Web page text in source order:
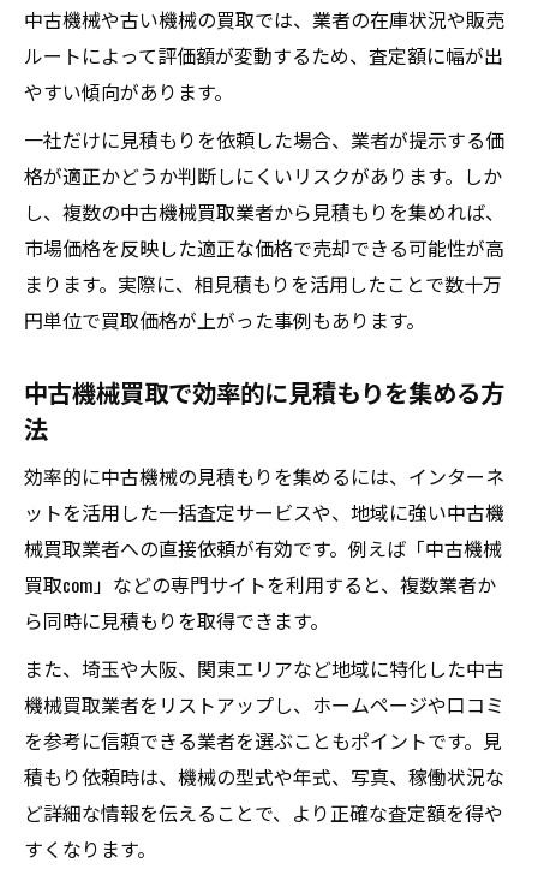
中古機械や古い機械の買取では、業者の在庫状況や販売
ルートによって評価額が変動するため、査定額に幅が出
やすい傾向があります。
一社だけに見積もりを依頼した場合、業者が提示する価
格が適正かどうか判断しにくいリスクがあります。しか
し、複数の中古機械買取業者から見積もりを集めれば、
市場価格を反映した適正な価格で売却できる可能性が高
まります。実際に、相見積もりを活用したことで数十万
円単位で買取価格が上がった事例もあります。
中古機械買取で効率的に見積もりを集める方
法
効率的に中古機械の見積もりを集めるには、インターネ
ットを活用した一括査定サービスや、地域に強い中古機
械買取業者への直接依頼が有効です。例えば「中古機械
買取com」などの専門サイトを利用すると、複数業者か
ら同時に見積もりを取得できます。
また、埼玉や大阪、関東エリアなど地域に特化した中古
機械買取業者をリストアップし、ホームページや口コミ
を参考に信頼できる業者を選ぶこともポイントです。見
積もり依頼時は、機械の型式や年式、写真、稼働状況な
ど詳細な情報を伝えることで、より正確な査定額を得や
すくなります。